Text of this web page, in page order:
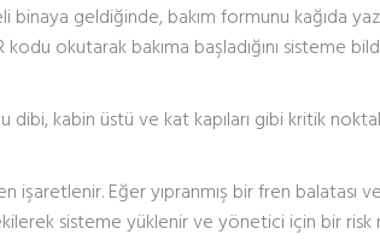
binaya geldiğinde, bakım formunu kağıda
okutarak bakıma başladığını sisteme
dibi, kabin üstü ve kat kapıları gibi kritik
işaretlenir. Eğer yıpranmış bir fren balatası
sisteme yüklenir ve yönetici için bir risk